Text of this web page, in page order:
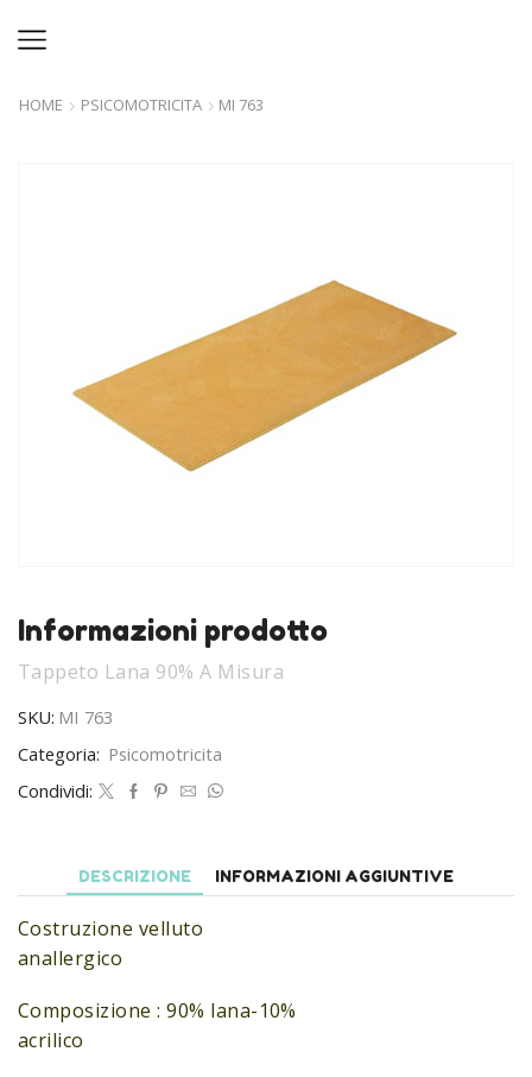
HOME PSICOMOTRICITA MI 763
Informazioni prodotto
Tappeto Lana 90% A Misura
SKU: MI 763
Categoria: Psicomotricita
Condividi:
DESCRIZIONE INFORMAZIONI AGGIUNTIVE
Costruzione velluto
anallergico
Composizione : 90% lana-10%
acrilico